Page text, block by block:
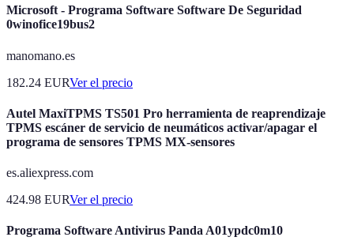
Microsoft - Programa Software Software De Seguridad
0winofice19bus2
manomano.es
182.24 EURVer el precio
Autel MaxiTPMS TS501 Pro herramienta de reaprendizaje
TPMS escáner de servicio de neumáticos activar/apagar el
programa de sensores TPMS MX-sensores
es.aliexpress.com
424.98 EURVer el precio
Programa Software Antivirus Panda A01ypdc0m10